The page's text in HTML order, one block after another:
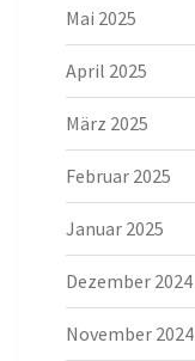
Mai 2025
April 2025
März 2025
Februar 2025
Januar 2025
Dezember 2024
November 2024